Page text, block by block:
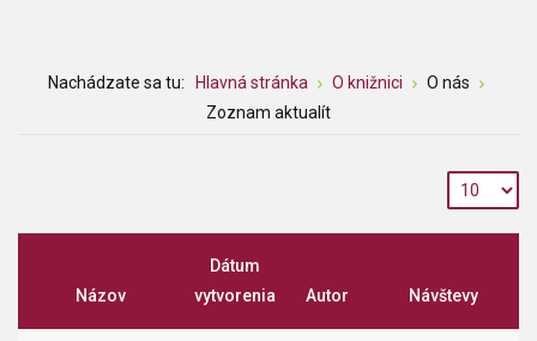
Nachádzate sa tu: Hlavná stránka O knižnici
O nás
Zoznam aktualít
Názov
Dátum
vytvorenia
Autor Návštevy